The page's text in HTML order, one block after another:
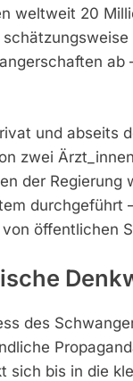
weltweit 20
ab
und abseits
zwei
der
durchgeführt
öffentlichen
des
sich bis in die